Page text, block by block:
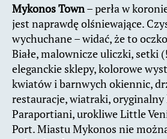
Mykonos Town– perła w
jest naprawdę olśniewające.
wychuchane – widać, że to
Białe, malownicze uliczki, setki
eleganckie sklepy, kolorowe
kwiatów i barnwych okiennic,
restauracje, wiatraki, oryginalny
Paraportiani, urokliwe Little
Port. Miastu Mykonos nie